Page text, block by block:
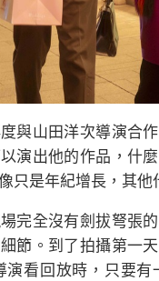
與山田洋次導演合
演出他的作品，什
是年紀增長，其他
完全沒有劍拔弩張
節。到了拍攝第一
看回放時，只要有